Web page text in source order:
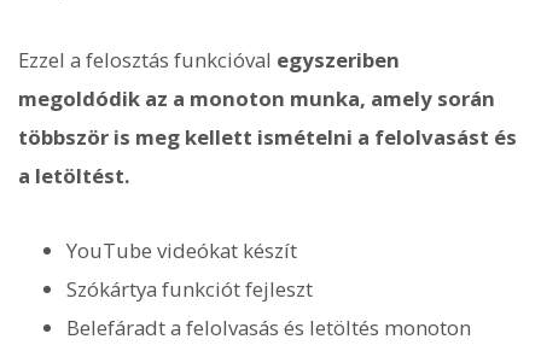
Ezzel a felosztás funkcióval egyszeriben
megoldódik az a monoton munka, amely során
többször is meg kellett ismételni a felolvasást és
a letöltést.
YouTube videókat készít
Szókártya funkciót fejleszt
Belefáradt a felolvasás és letöltés monoton